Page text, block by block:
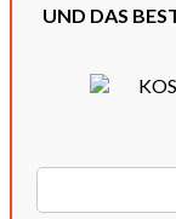
UND DAS